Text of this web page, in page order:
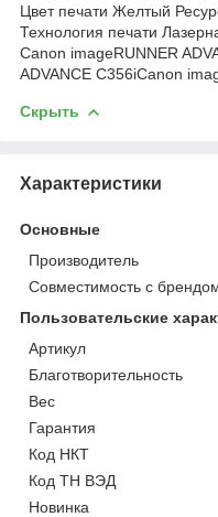
Цвет печати Желтый
Технология печати
Canon imageRUNNER
ADVANCE C356iCanon
Скрыть
Характеристики
Основные
Производитель
Совместимость с
Пользовательские
Артикул
Благотворительность
Вес
Гарантия
Код НКТ
Код ТН ВЭД
Новинка